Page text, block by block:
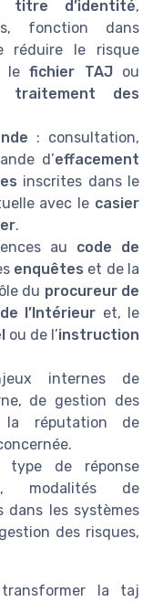
titre d’identité,
fonction dans
réduire le risque
lefichier TAJou
traitement des
: consultation,
d’effacement
inscrites dans le
avec le casier
.
au code de
enquêtes et de la
du procureur de
l’Intérieur et, le
ou de l’instruction
internes de
de gestion des
la réputation de
de réponse
modalités de
dans les systèmes
des risques,
la taj